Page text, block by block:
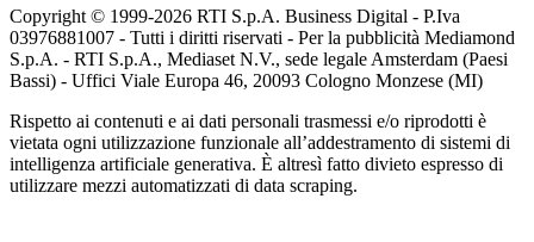
Copyright © 1999-2026 RTI S.p.A. Business Digital - P.Iva
03976881007 - Tutti i diritti riservati - Per la pubblicità Mediamond
S.p.A. - RTI S.p.A., Mediaset N.V., sede legale Amsterdam (Paesi
Bassi) - Uffici Viale Europa 46, 20093 Cologno Monzese (MI)
Rispetto ai contenuti e ai dati personali trasmessi e/o riprodotti è
vietata ogni utilizzazione funzionale all’addestramento di sistemi di
intelligenza artificiale generativa. È altresì fatto divieto espresso di
utilizzare mezzi automatizzati di data scraping.